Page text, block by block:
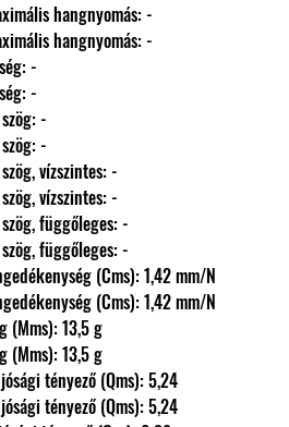
maximális hangnyomás: -
maximális hangnyomás: -
-
-
szög: -
szög: -
szög, vízszintes: -
szög, vízszintes: -
szög, függőleges: -
szög, függőleges: -
Membrán engedékenység (Cms): 1,42 mm/N
Membrán engedékenység (Cms): 1,42 mm/N
tömeg (Mms): 13,5 g
tömeg (Mms): 13,5 g
jósági tényező (Qms): 5,24
jósági tényező (Qms): 5,24